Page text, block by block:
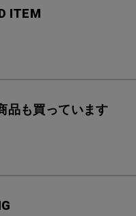
ITEM
品も買っています